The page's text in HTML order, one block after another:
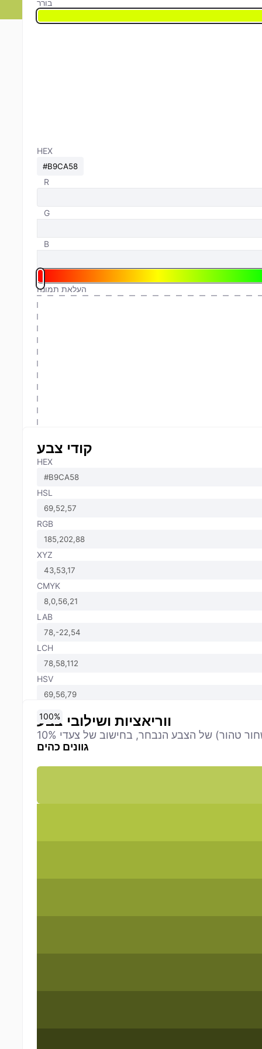
בורר
HEX
R
G
B
העלאת תמונה
קודי צבע
HEX
HSL
RGB
XYZ
CMYK
LAB
LCH
HSV
ווריאציות ושילובי צבע
גוונים כהים
0%
10%
20%
30%
40%
50%
60%
70%
80%
90%
100%